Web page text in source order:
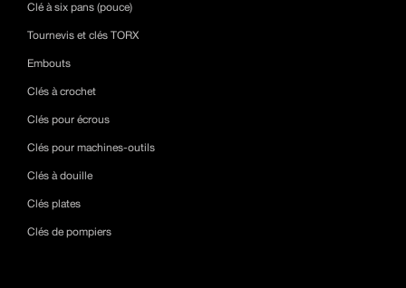
Clé à six pans (pouce)
Tournevis et clés TORX
Embouts
Clés à crochet
Clés pour écrous
Clés pour machines-outils
Clés à douille
Clés plates
Clés de pompiers